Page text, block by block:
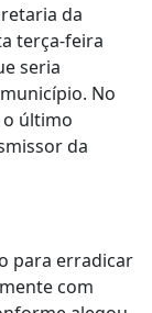
da
terça-feira
seria
No
o último
da
para erradicar
com